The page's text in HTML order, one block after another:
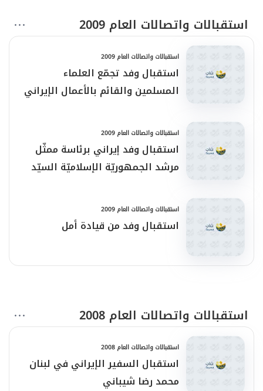
استقبالات واتصالات العام 2009
استقبالات واتصالات العام 2009
استقبال وفد تجمّع العلماء
المسلمين والقائم بالأعمال الإيراني
استقبالات واتصالات العام 2009
استقبال وفد إيراني برئاسة ممثّل
مرشد الجمهوريّة الإسلاميّة السيّد
استقبالات واتصالات العام 2009
استقبال وفد من قيادة أمل
استقبالات واتصالات العام 2008
استقبالات واتصالات العام 2008
استقبال السفير الإيراني في لبنان
محمد رضا شيباني